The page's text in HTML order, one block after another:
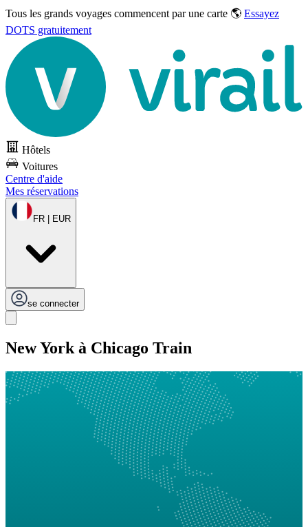
Tous les grands voyages commencent par une carte 🌎 Essayez
DOTS gratuitement
Hôtels
Voitures
Centre d'aide
Mes réservations
FR | EUR
se connecter
New York à Chicago Train